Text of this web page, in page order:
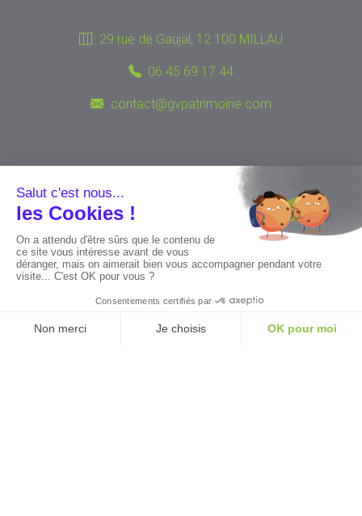
29 rue de Gaujal, 12 100 MILLAU
06 45 69 17 44
contact@gvpatrimoine.com